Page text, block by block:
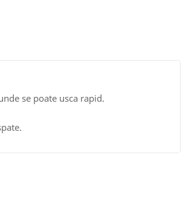
se poate usca rapid.